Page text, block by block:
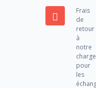
Frais
de
retour
à
notre
charge
pour
les